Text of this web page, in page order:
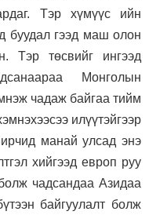
Тэр хүмүүс ийн
буудал гээд маш олон
Тэр төсвийг ингээд
Монголын
чадаж байгаа тийм
илүүтэйгээр
манай улсад энэ
хийгээд европ руу
чадсандаа Азидаа
байгуулалт болж